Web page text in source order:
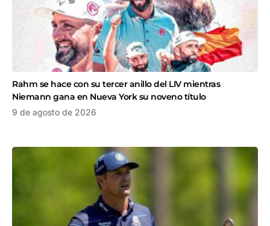
Rahm se hace con su tercer anillo del LIV mientras
Niemann gana en Nueva York su noveno título
9 de agosto de 2026